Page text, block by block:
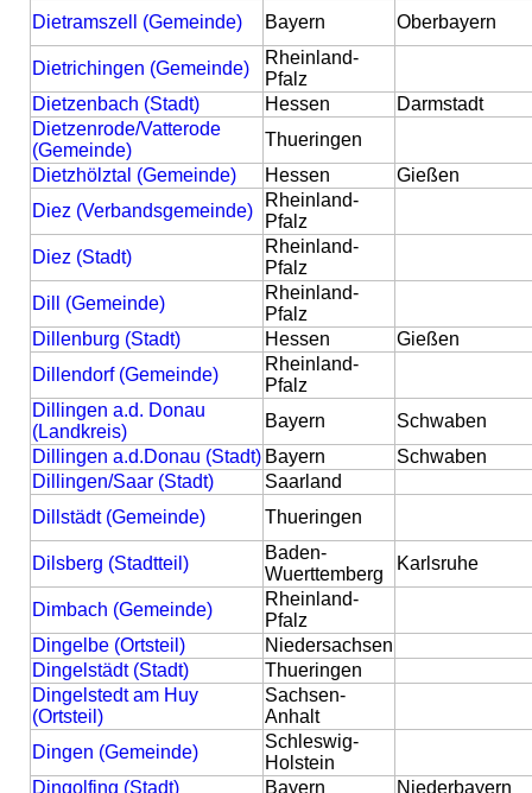
Dietramszell (Gemeinde)
Bayern Oberbayern
Dietrichingen (Gemeinde)
Rheinland-
Pfalz
Dietzenbach (Stadt)
Hessen
Darmstadt
Dietzenrode/Vatterode
(Gemeinde)
Thueringen
Dietzhölztal (Gemeinde)
Hessen
Gießen
Diez (Verbandsgemeinde)
Rheinland-
Pfalz
Diez (Stadt)
Rheinland-
Pfalz
Dill (Gemeinde)
Rheinland-
Pfalz
Dillenburg (Stadt)
Hessen
Gießen
Dillendorf (Gemeinde)
Rheinland-
Pfalz
Dillingen a.d. Donau
(Landkreis)
Bayern
Schwaben
Dillingen a.d.Donau (Stadt) Bayern
Schwaben
Dillingen/Saar (Stadt)
Saarland
Dillstädt (Gemeinde)
Thueringen
Dilsberg (Stadtteil)
Baden-
Wuerttemberg
Karlsruhe
Dimbach (Gemeinde)
Rheinland-
Pfalz
Dingelbe (Ortsteil)
Niedersachsen
Dingelstädt (Stadt)
Thueringen
Dingelstedt am Huy
(Ortsteil)
Sachsen-
Anhalt
Dingen (Gemeinde)
Schleswig-
Holstein
Dingolfing (Stadt)
Bayern Niederbayern